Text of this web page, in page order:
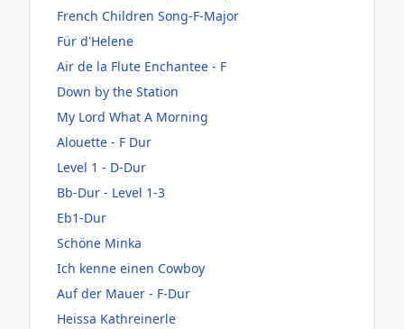
French Children Song-F-Major
Für d'Helene
Air de la Flute Enchantee - F
Down by the Station
My Lord What A Morning
Alouette - F Dur
Level 1 - D-Dur
Bb-Dur - Level 1-3
Eb1-Dur
Schöne Minka
Ich kenne einen Cowboy
Auf der Mauer - F-Dur
Heissa Kathreinerle